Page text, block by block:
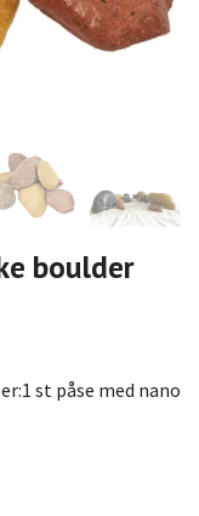
boulder
st påse med nano